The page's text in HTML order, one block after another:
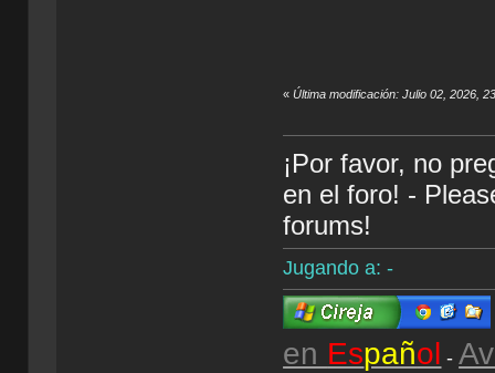
«Última modificación: Julio 02, 2026,
¡Por favor, no
en el foro! -
forums!
Jugando a: -
en Español -